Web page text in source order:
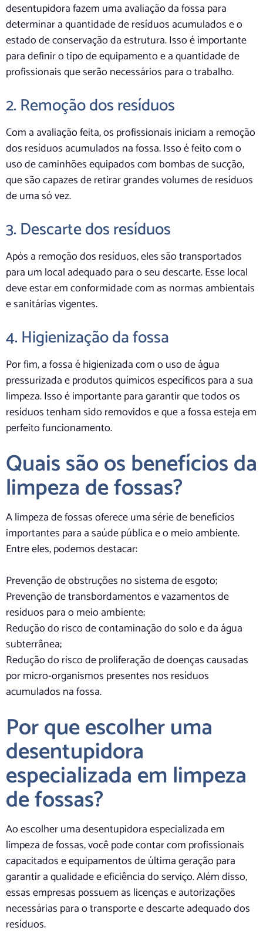
desentupidora fazem uma avaliação da fossa para
determinar a quantidade de resíduos acumulados e o
estado de conservação da estrutura. Isso é importante
para definir o tipo de equipamento e a quantidade de
profissionais que serão necessários para o trabalho.
2. Remoção dos resíduos
Com a avaliação feita, os profissionais iniciam a remoção
dos resíduos acumulados na fossa. Isso é feito com o
uso de caminhões equipados com bombas de sucção,
que são capazes de retirar grandes volumes de resíduos
de uma só vez.
3. Descarte dos resíduos
Após a remoção dos resíduos, eles são transportados
para um local adequado para o seu descarte. Esse local
deve estar em conformidade com as normas ambientais
e sanitárias vigentes.
4. Higienização da fossa
Por fim, a fossa é higienizada com o uso de água
pressurizada e produtos químicos específicos para a sua
limpeza. Isso é importante para garantir que todos os
resíduos tenham sido removidos e que a fossa esteja em
perfeito funcionamento.
Quais são os benefícios da
limpeza de fossas?
A limpeza de fossas oferece uma série de benefícios
importantes para a saúde pública e o meio ambiente.
Entre eles, podemos destacar:
Prevenção de obstruções no sistema de esgoto;
Prevenção de transbordamentos e vazamentos de
resíduos para o meio ambiente;
Redução do risco de contaminação do solo e da água
subterrânea;
Redução do risco de proliferação de doenças causadas
por micro-organismos presentes nos resíduos
acumulados na fossa.
Por que escolher uma
desentupidora
especializada em limpeza
de fossas?
Ao escolher uma desentupidora especializada em
limpeza de fossas, você pode contar com profissionais
capacitados e equipamentos de última geração para
garantir a qualidade e eficiência do serviço. Além disso,
essas empresas possuem as licenças e autorizações
necessárias para o transporte e descarte adequado dos
resíduos.